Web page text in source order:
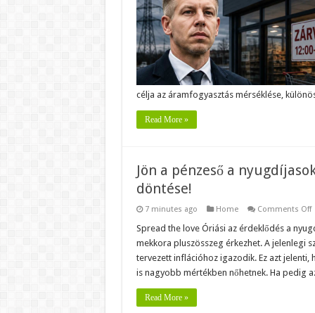
–
célja az áramfogyasztás mérséklése,
Read More »
Jön a pénzeső a
döntése!
7 minutes ago Home Comments Offon
a
a
a
Spread the love Óriási az érdeklődés a
mekkora pluszösszeg érkezhet. A jelenlegi
tervezett inflációhoz igazodik. Ez azt
is nagyobb mértékben nőhetnek. Ha pedig
Read More »